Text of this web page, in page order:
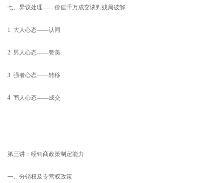
七、异议处理——价值千万成交谈判残局破解
1. 大人心态——认同
2. 男人心态——赞美
3. 强者心态——转移
4. 商人心态——成交
第三讲：经销商政策制定能力
一、分销权及专营权政策